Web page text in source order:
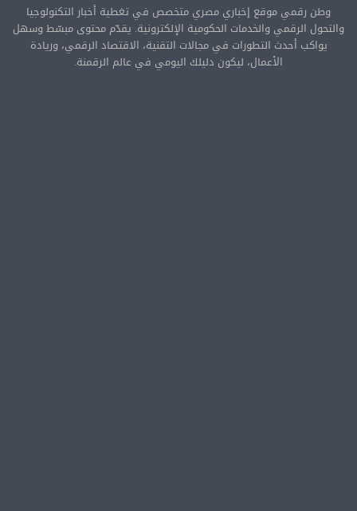
وطن رقمي موقع إخباري مصري متخصص في تغطية أخبار التكنولوجيا
والتحول الرقمي والخدمات الحكومية الإلكترونية. يقدّم محتوى مبسّط وسهل
يواكب أحدث التطورات في مجالات التقنية، الاقتصاد الرقمي، وريادة
الأعمال، ليكون دليلك اليومي في عالم الرقمنة.